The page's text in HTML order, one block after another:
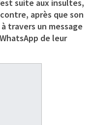
suite aux insultes,
après que son
travers un message
de leur